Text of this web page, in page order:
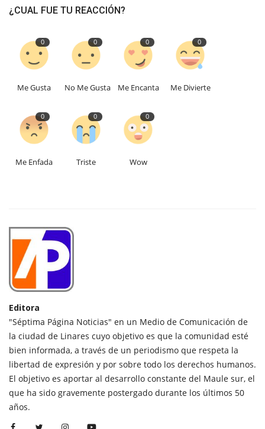
¿CUAL FUE TU REACCIÓN?
0
Me Gusta
0
No Me Gusta
0
Me Encanta
0
Me Divierte
0
Me Enfada
0
Triste
0
Wow
Editora
"Séptima Página Noticias" en un Medio de Comunicación de
la ciudad de Linares cuyo objetivo es que la comunidad esté
bien informada, a través de un periodismo que respeta la
libertad de expresión y por sobre todo los derechos humanos.
El objetivo es aportar al desarrollo constante del Maule sur, el
que ha sido gravemente postergado durante los últimos 50
años.